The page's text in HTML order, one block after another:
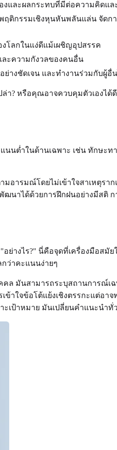
งและผลกระทบที่มีต่อความคิดแล
ติกรรมเชิงหุนหันพลันแล่น จัด
โลกในแง่ดีแม้เผชิญอุปสรรค
ละความกังวลของคนอื่น
างชัดเจน และทำงานร่วมกับผู้อื่
? หรือคุณอาจควบคุมตัวเองไ
ต่ำในด้านเฉพาะ เช่น ทักษะ
อารมณ์โดยไม่เข้าใจสาเหตุ
าได้ด้วยการฝึกฝนอย่างมีสติ
งไร?" นี่คือจุดที่เครื่องมือสมัย
กว่าคะแนนง่ายๆ
คล มันสามารถระบุสถานการ
าใจข้อโต้แย้งเชิงตรรกะแต่อ
เป้าหมาย มันเปลี่ยนคำแนะนำ